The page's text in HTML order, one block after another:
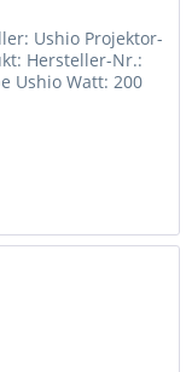
Ushio Projektor-
Hersteller-Nr.:
Ushio Watt: 200